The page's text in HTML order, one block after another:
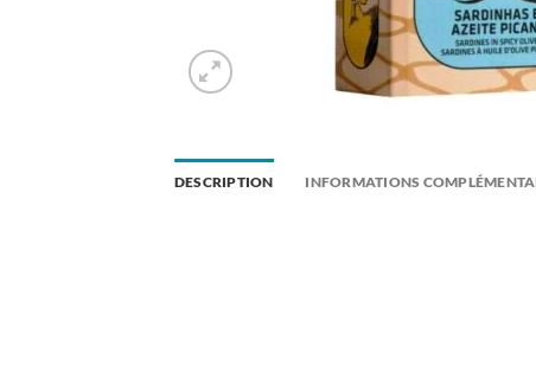
DESCRIPTION INFORMATIONS